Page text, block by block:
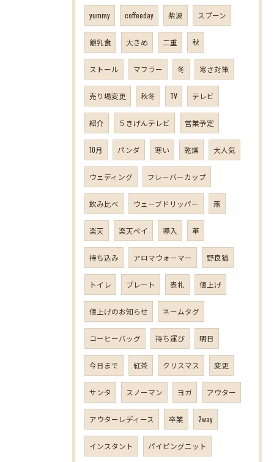
yummy coffeeday 紫波 スプーン
離乳食 大きめ 二重 秋
ストール マフラー 冬 寒さ対策
売り場変更 秋冬 TV テレビ
紹介 ５きげんテレビ 営業予定
10月 パンダ 寒い 乾燥 大人気
ウェディング フレーバーカップ
飲み比べ ウェーブドリッパー 燕
楽天 楽天ペイ 導入 革
持ち込み アロマウォーマー 野良猫
トイレ プレート 表札 値上げ
値上げのお知らせ ネームタグ
コーヒーバッグ 持ち運び 明日
今日まで 紅茶 クリスマス 変更
サンタ スノーマン ヨガ アウター
アウターレディース 卒業 2way
インスタント パイピングニット